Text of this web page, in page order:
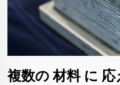
複数の 材料 に 応